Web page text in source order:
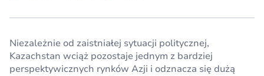
Niezależnie od zaistniałej sytuacji politycznej,
Kazachstan wciąż pozostaje jednym z bardziej
perspektywicznych rynków Azji i odznacza się dużą